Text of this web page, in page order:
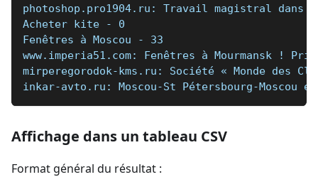
photoshop.pro1904.ru: Travail magistral dans
Acheter kite - 0
Fenêtres à Moscou - 33
www.imperia51.com: Fenêtres à
mirperegorodok-kms.ru: Société « Monde
inkar-avto.ru: Moscou-St Pétersbourg-Moscou
Affichage dans un tableau CSV
Format général du résultat :